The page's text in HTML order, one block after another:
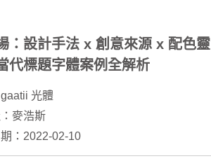
：設計手法 x 創意來源 x 配色靈
代標題字體案例全解析
gaatii 光體
麥浩斯
：2022-02-10